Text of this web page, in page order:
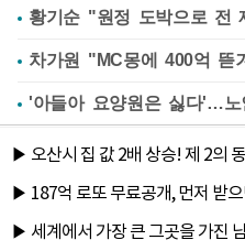
황기순 "원정 도박으로 전
차가원 "MC몽에 400억
'아들아 요양원은 싫다'…